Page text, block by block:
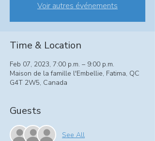
Voir autres événements
Time & Location
Feb 07, 2023, 7:00 p.m. – 9:00 p.m.
Maison de la famille l'Embellie, Fatima, QC
G4T 2W5, Canada
Guests
See All